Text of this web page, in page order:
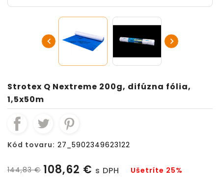
 
Strotex Q Nextreme 200g, difúzna fólia,
1,5x50m
Kód tovaru: 27_5902349623122
144,83 € 108,62 € s DPH Ušetríte 25%